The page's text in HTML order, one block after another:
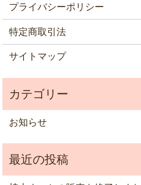
プライバシーポリシー
特定商取引法
サイトマップ
お知らせ